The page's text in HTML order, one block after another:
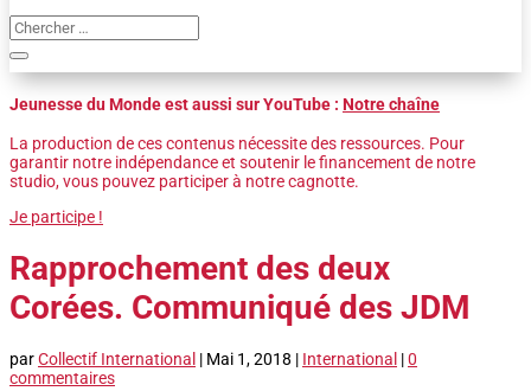
Jeunesse du Monde est aussi sur YouTube : Notre chaîne
La production de ces contenus nécessite des ressources. Pour
garantir notre indépendance et soutenir le financement de notre
studio, vous pouvez participer à notre cagnotte.
Je participe !
Rapprochement des deux
Corées. Communiqué des JDM
parCollectif International | Mai 1, 2018 | International |0
commentaires